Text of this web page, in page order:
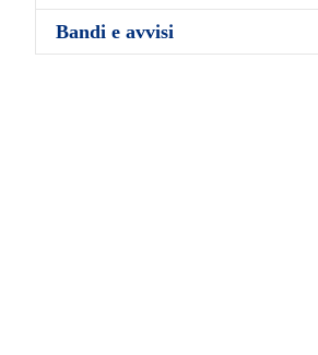
Bandi e avvisi